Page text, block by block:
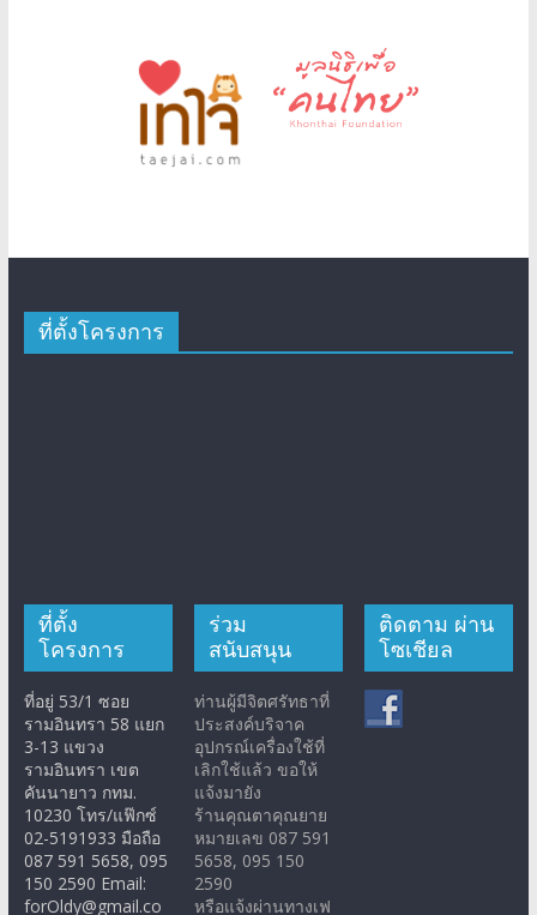
ที่ตั้งโครงการ
ที่ตั้ง
โครงการ
ที่อยู่ 53/1 ซอย
รามอินทรา 58 แยก
3-13 แขวง
รามอินทรา เขต
คันนายาว กทม.
10230 โทร/แฟ๊กซ์
02-5191933 มือถือ
087 591 5658, 095
150 2590 Email:
forOldy@gmail.co
ร่วม
สนับสนุน
ท่านผู้มีจิตศรัทธาที่
ประสงค์บริจาค
อุปกรณ์เครื่องใช้ที่
เลิกใช้แล้ว ขอให้
แจ้งมายัง
ร้านคุณตาคุณยาย
หมายเลข 087 591
5658, 095 150
2590
หรือแจ้งผ่านทางเฟ
ติดตาม ผ่าน
โซเชียล